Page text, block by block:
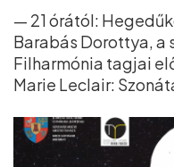
— 21 órától:
Barabás Dorottya, a
Filharmónia tagjai
Marie Leclair: